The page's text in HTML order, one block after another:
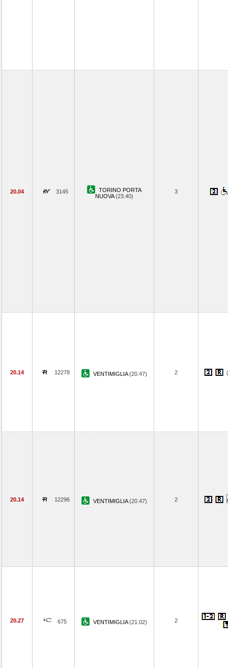
20.04 3145
TORINO PORTA
NUOVA(23.40)
3
20.14 12278 VENTIMIGLIA(20.47) 2
20.14 12296 VENTIMIGLIA(20.47) 2
20.27 675 VENTIMIGLIA(21.02) 2